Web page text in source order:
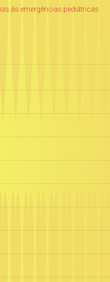
às emergências pediátricas